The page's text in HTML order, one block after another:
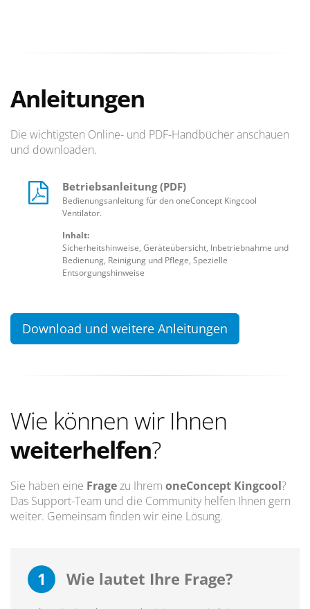
Anleitungen
Die wichtigsten Online- und PDF-Handbücher anschauen
und downloaden.
Betriebsanleitung (PDF)
Bedienungsanleitung für den oneConcept Kingcool
Ventilator.
Inhalt:
Sicherheitshinweise, Geräteübersicht, Inbetriebnahme und
Bedienung, Reinigung und Pflege, Spezielle
Entsorgungshinweise
Download und weitere Anleitungen
Wie können wir Ihnen
weiterhelfen?
Sie haben eine Fragezu Ihrem oneConcept Kingcool?
Das Support-Team und die Community helfen Ihnen gern
weiter. Gemeinsam finden wir eine Lösung.
1 Wie lautet Ihre Frage?